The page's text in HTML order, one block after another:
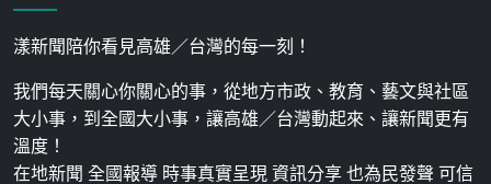
漾新聞陪你看見高雄／台灣的每一刻！
我們每天關心你關心的事，從地方市政、教育、藝文與社區
大小事，到全國大小事，讓高雄／台灣動起來、讓新聞更有
溫度！
在地新聞 全國報導 時事真實呈現 資訊分享 也為民發聲 可信